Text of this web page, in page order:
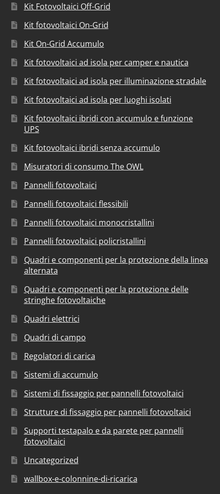
Kit Fotovoltaici Off-Grid
Kit fotovoltaici On-Grid
Kit On-Grid Accumulo
Kit fotovoltaici ad isola per camper e nautica
Kit fotovoltaici ad isola per illuminazione stradale
Kit fotovoltaici ad isola per luoghi isolati
Kit fotovoltaici ibridi con accumulo e funzione
UPS
Kit fotovoltaici ibridi senza accumulo
Misuratori di consumo The OWL
Pannelli fotovoltaici
Pannelli fotovoltaici flessibili
Pannelli fotovoltaici monocristallini
Pannelli fotovoltaici policristallini
Quadri e componenti per la protezione della linea
alternata
Quadri e componenti per la protezione delle
stringhe fotovoltaiche
Quadri elettrici
Quadri di campo
Regolatori di carica
Sistemi di accumulo
Sistemi di fissaggio per pannelli fotovoltaici
Strutture di fissaggio per pannelli fotovoltaici
Supporti testapalo e da parete per pannelli
fotovoltaici
Uncategorized
wallbox-e-colonnine-di-ricarica